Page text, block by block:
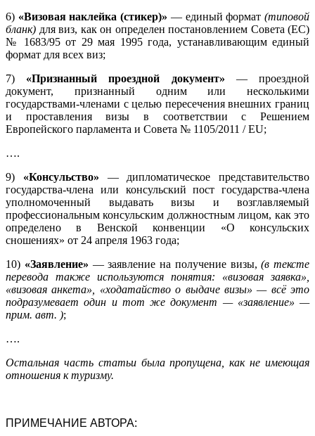
6) «Визовая наклейка (стикер)» — единый формат(типовой
бланк) для виз, как он определен постановлением Совета (ЕС)
№ 1683/95 от 29 мая 1995 года, устанавливающим единый
формат для всех виз;
7) «Признанный проездной документ» — проездной
документ, признанный одним или несколькими
государствами-членами с целью пересечения внешних границ
и проставления визы в соответствии с Решением
Европейского парламента и Совета № 1105/2011 / EU;
….
9) «Консульство» — дипломатическое представительство
государства-члена или консульский пост государства-члена
уполномоченный выдавать визы и возглавляемый
профессиональным консульским должностным лицом, как это
определено в Венской конвенции «О консульских
сношениях» от 24 апреля 1963 года;
10) «Заявление» — заявление на получение визы,(в тексте
перевода также используются понятия: «визовая заявка»,
«визовая анкета», «ходатайство о выдаче визы» — всё это
подразумевает один и тот же документ — «заявление» —
прим. авт. );
….
Остальная часть статьи была пропущена, как не имеющая
отношения к туризму.
ПРИМЕЧАНИЕ АВТОРА: